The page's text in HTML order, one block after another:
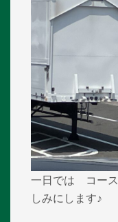
一日では コース
しみにします♪